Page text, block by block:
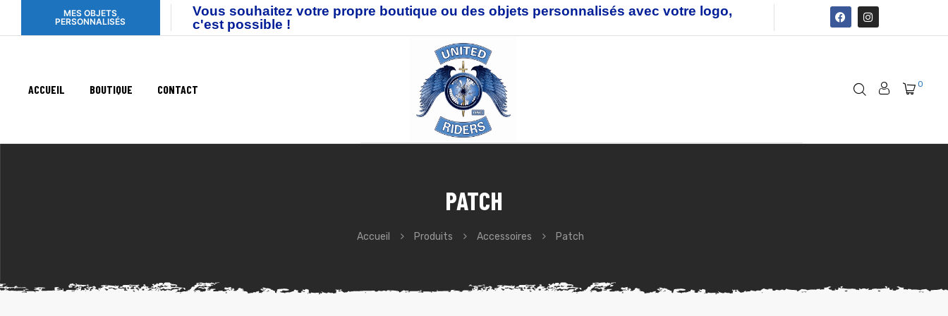
MES OBJETS
PERSONNALISÉS
Vous souhaitez votre propre boutique ou des objets personnalisés avec votre logo,
c'est possible !
ACCUEIL BOUTIQUE CONTACT 0
PATCH
Accueil Produits Accessoires Patch